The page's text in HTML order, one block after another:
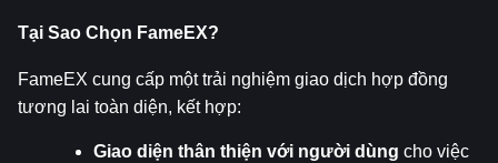
Tại Sao Chọn FameEX?
FameEX cung cấp một trải nghiệm giao dịch hợp đồng
tương lai toàn diện, kết hợp:
Giao diện thân thiện với người dùng cho việc